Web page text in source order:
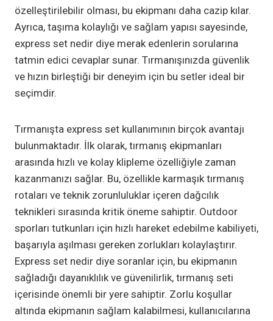
özelleştirilebilir olması, bu ekipmanı daha cazip kılar.
Ayrıca, taşıma kolaylığı ve sağlam yapısı sayesinde,
express set nedir diye merak edenlerin sorularına
tatmin edici cevaplar sunar. Tırmanışınızda güvenlik
ve hızın birleştiği bir deneyim için bu setler ideal bir
seçimdir.
Tırmanışta express set kullanımının birçok avantajı
bulunmaktadır. İlk olarak, tırmanış ekipmanları
arasında hızlı ve kolay klipleme özelliğiyle zaman
kazanmanızı sağlar. Bu, özellikle karmaşık tırmanış
rotaları ve teknik zorunluluklar içeren dağcılık
teknikleri sırasında kritik öneme sahiptir. Outdoor
sporları tutkunları için hızlı hareket edebilme kabiliyeti,
başarıyla aşılması gereken zorlukları kolaylaştırır.
Express set nedir diye soranlar için, bu ekipmanın
sağladığı dayanıklılık ve güvenilirlik, tırmanış seti
içerisinde önemli bir yere sahiptir. Zorlu koşullar
altında ekipmanın sağlam kalabilmesi, kullanıcılarına